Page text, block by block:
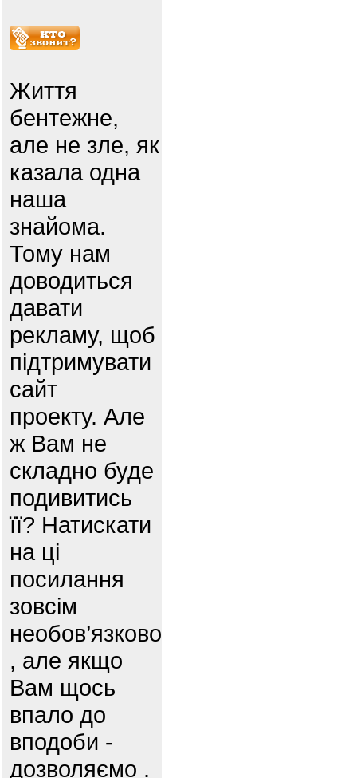
Життя
бентежне,
але не зле, як
казала одна
наша
знайома.
Тому нам
доводиться
давати
рекламу, щоб
підтримувати
сайт
проекту. Але
ж Вам не
складно буде
подивитись
її? Натискати
на ці
посилання
зовсім
необов’язково
, але якщо
Вам щось
впало до
вподоби -
дозволяємо .